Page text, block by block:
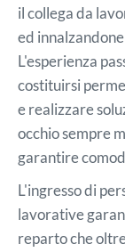
il collega da
ed
L'esperienza
costituirsi
e realizzare
occhio sempre
garantire
L'ingresso di
lavorative
reparto che